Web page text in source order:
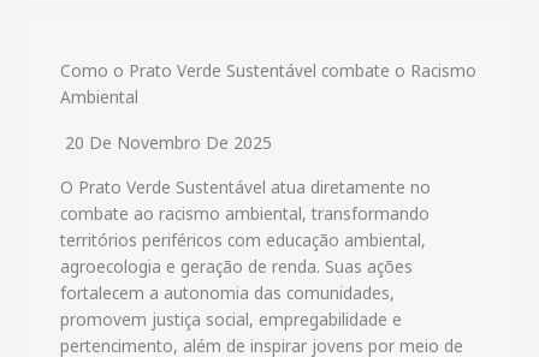
Como o Prato Verde Sustentável combate o Racismo
Ambiental
20 De Novembro De 2025
O Prato Verde Sustentável atua diretamente no
combate ao racismo ambiental, transformando
territórios periféricos com educação ambiental,
agroecologia e geração de renda. Suas ações
fortalecem a autonomia das comunidades,
promovem justiça social, empregabilidade e
pertencimento, além de inspirar jovens por meio de